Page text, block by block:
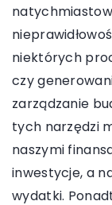
niektórych
czy
zarządzanie
tych narzędzi
naszymi
inwestycje, a
wydatki.